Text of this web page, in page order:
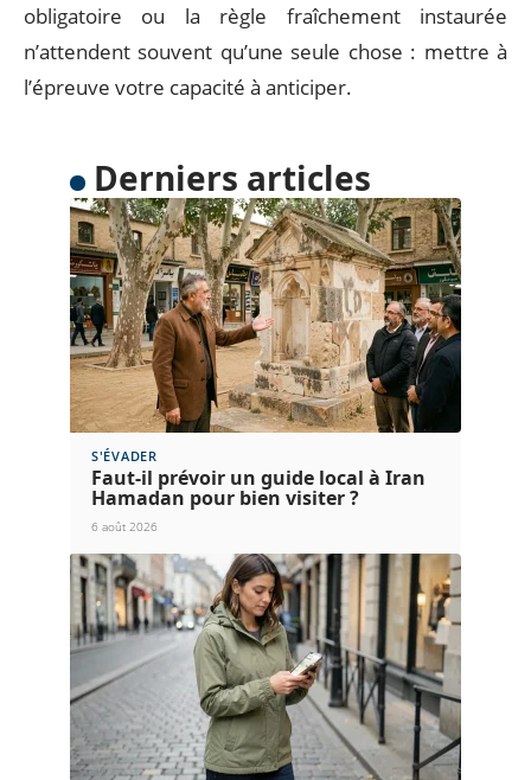
obligatoire ou la règle fraîchement instaurée
n’attendent souvent qu’une seule chose : mettre à
l’épreuve votre capacité à anticiper.
Derniers articles
S'ÉVADER
Faut-il prévoir un guide local à Iran
Hamadan pour bien visiter ?
6 août 2026